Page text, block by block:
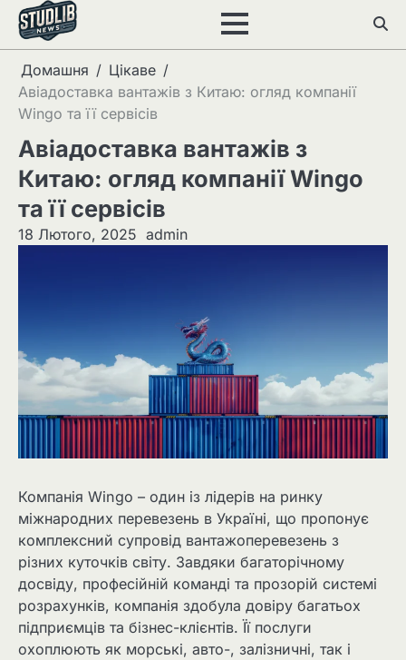
Перейти
вмісту
Домашня
Цікаве
Авіадоставка вантажів з Китаю: огляд компанії
Wingo та її сервісів
Авіадоставка вантажів з
Китаю: огляд компанії Wingo
та її сервісів
18 Лютого, 2025 admin
Компанія Wingo – один із лідерів на ринку
міжнародних перевезень в Україні, що пропонує
комплексний супровід вантажоперевезень з
різних куточків світу. Завдяки багаторічному
досвіду, професійній команді та прозорій системі
розрахунків, компанія здобула довіру багатьох
підприємців та бізнес-клієнтів. Її послуги
охоплюють як морські, авто-, залізничні, так і